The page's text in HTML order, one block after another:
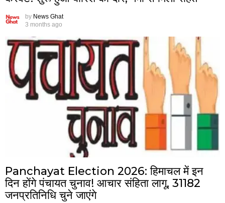
by News Ghat
3 months ago
Panchayat Election 2026: हिमाचल में इन
दिन होंगे पंचायत चुनाव! आचार संहिता लागू, 31182
जनप्रतिनिधि चुने जाएंगे